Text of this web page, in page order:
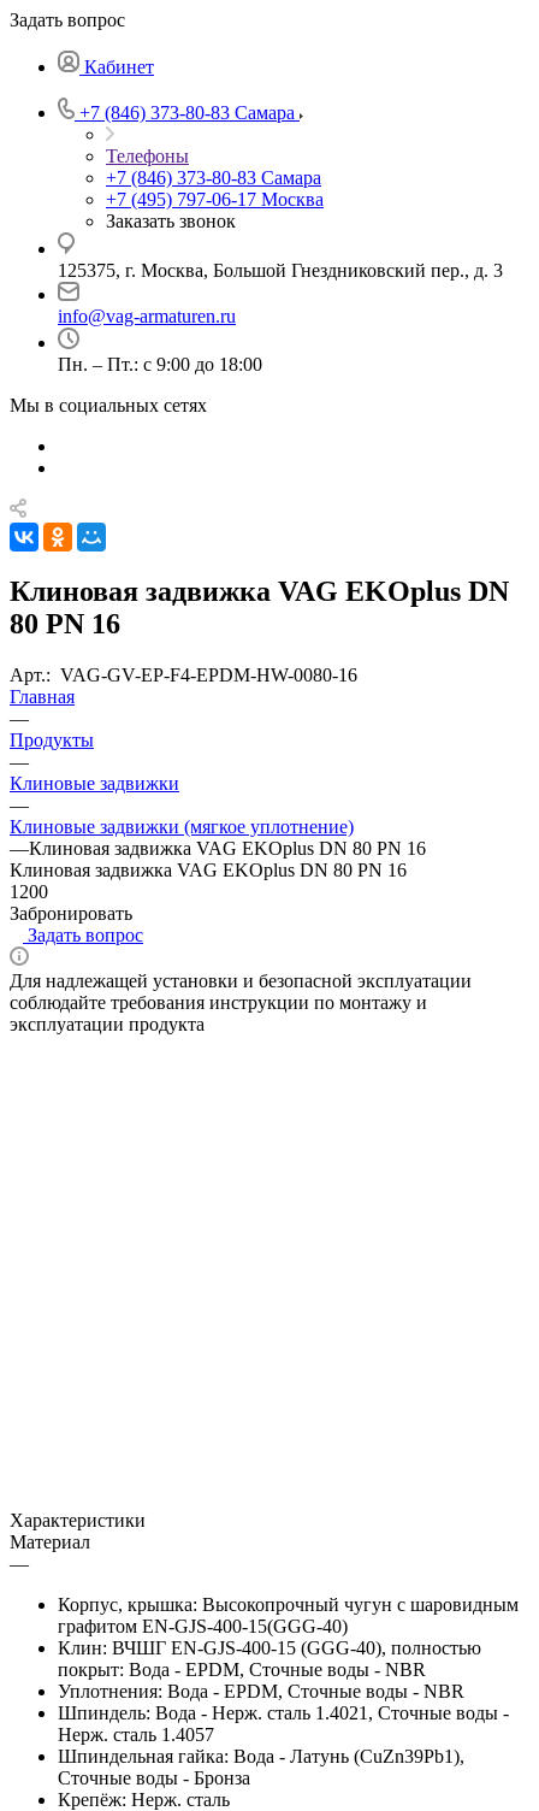
Задать вопрос
Кабинет
+7 (846) 373-80-83 Самара
Телефоны
+7 (846) 373-80-83 Самара
+7 (495) 797-06-17 Москва
Заказать звонок
125375, г. Москва, Большой Гнездниковский пер., д. 3
info@vag-armaturen.ru
Пн. – Пт.: с 9:00 до 18:00
Мы в социальных сетях
Клиновая задвижка VAG EKOplus DN
80 PN 16
Арт.: VAG-GV-EP-F4-EPDM-HW-0080-16
Главная
—
Продукты
—
Клиновые задвижки
—
Клиновые задвижки (мягкое уплотнение)
—Клиновая задвижка VAG EKOplus DN 80 PN 16
Клиновая задвижка VAG EKOplus DN 80 PN 16
1200
Забронировать
Задать вопрос
Для надлежащей установки и безопасной эксплуатации
соблюдайте требования инструкции по монтажу и
эксплуатации продукта
Характеристики
Материал
—
Корпус, крышка: Высокопрочный чугун с шаровидным
графитом EN-GJS-400-15(GGG-40)
Клин: ВЧШГ EN-GJS-400-15 (GGG-40), полностью
покрыт: Вода - EPDM, Сточные воды - NBR
Уплотнения: Вода - EPDM, Сточные воды - NBR
Шпиндель: Вода - Нерж. сталь 1.4021, Сточные воды -
Нерж. сталь 1.4057
Шпиндельная гайка: Вода - Латунь (CuZn39Pb1),
Сточные воды - Бронза
Крепёж: Нерж. сталь